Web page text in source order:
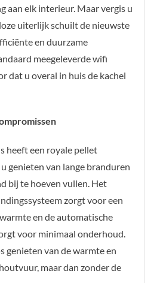
aan elk interieur. Maar vergis u
uiterlijk schuilt de nieuwste
en duurzame
meegeleverde wifi
dat u overal in huis de kachel
heeft een royale pellet
genieten van lange branduren
bij te hoeven vullen. Het
zorgt voor een
en de automatische
voor minimaal onderhoud.
genieten van de warmte en
maar dan zonder de